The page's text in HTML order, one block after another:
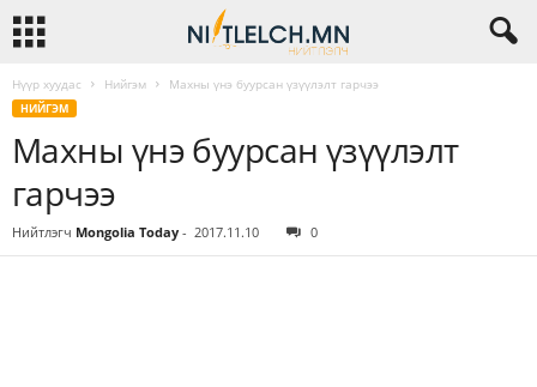
Нүүр хуудас Нийгэм Махны үнэ буурсан үзүүлэлт гарчээ
НИЙГЭМ
Махны үнэ буурсан үзүүлэлт
гарчээ
Нийтлэгч Mongolia Today - 2017.11.10 0